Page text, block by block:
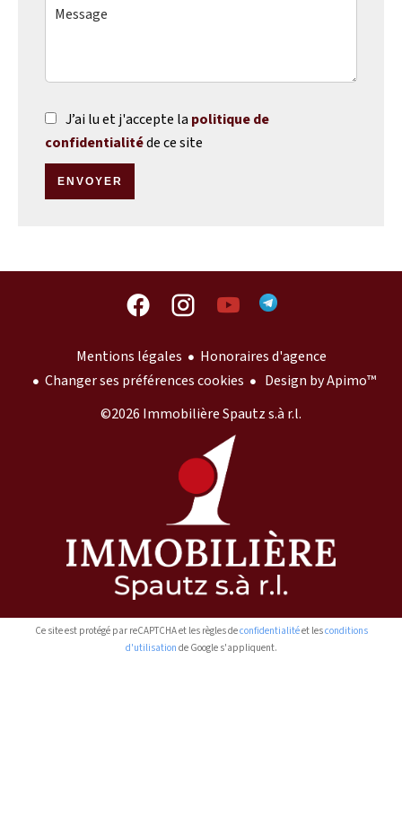
J’ai lu et j'accepte la politique de
confidentialitéde ce site
ENVOYER
Mentions légales
Honoraires d'agence
Changer ses préférences cookies
Design byApimo™
©2026 Immobilière Spautz s.à r.l.
Ce site est protégé par reCAPTCHA et les règles deconfidentialitéet lesconditions
d'utilisation de Google s'appliquent.